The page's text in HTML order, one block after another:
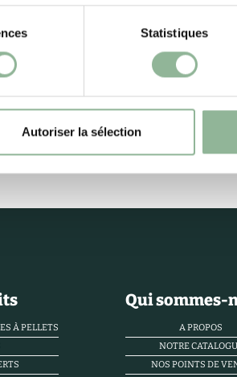
Statistiques
Autoriser la sélection
Ελληνικά
À PELLETS
Qui sommes-
A PROPOS
NOTRE
NOS POINTS DE